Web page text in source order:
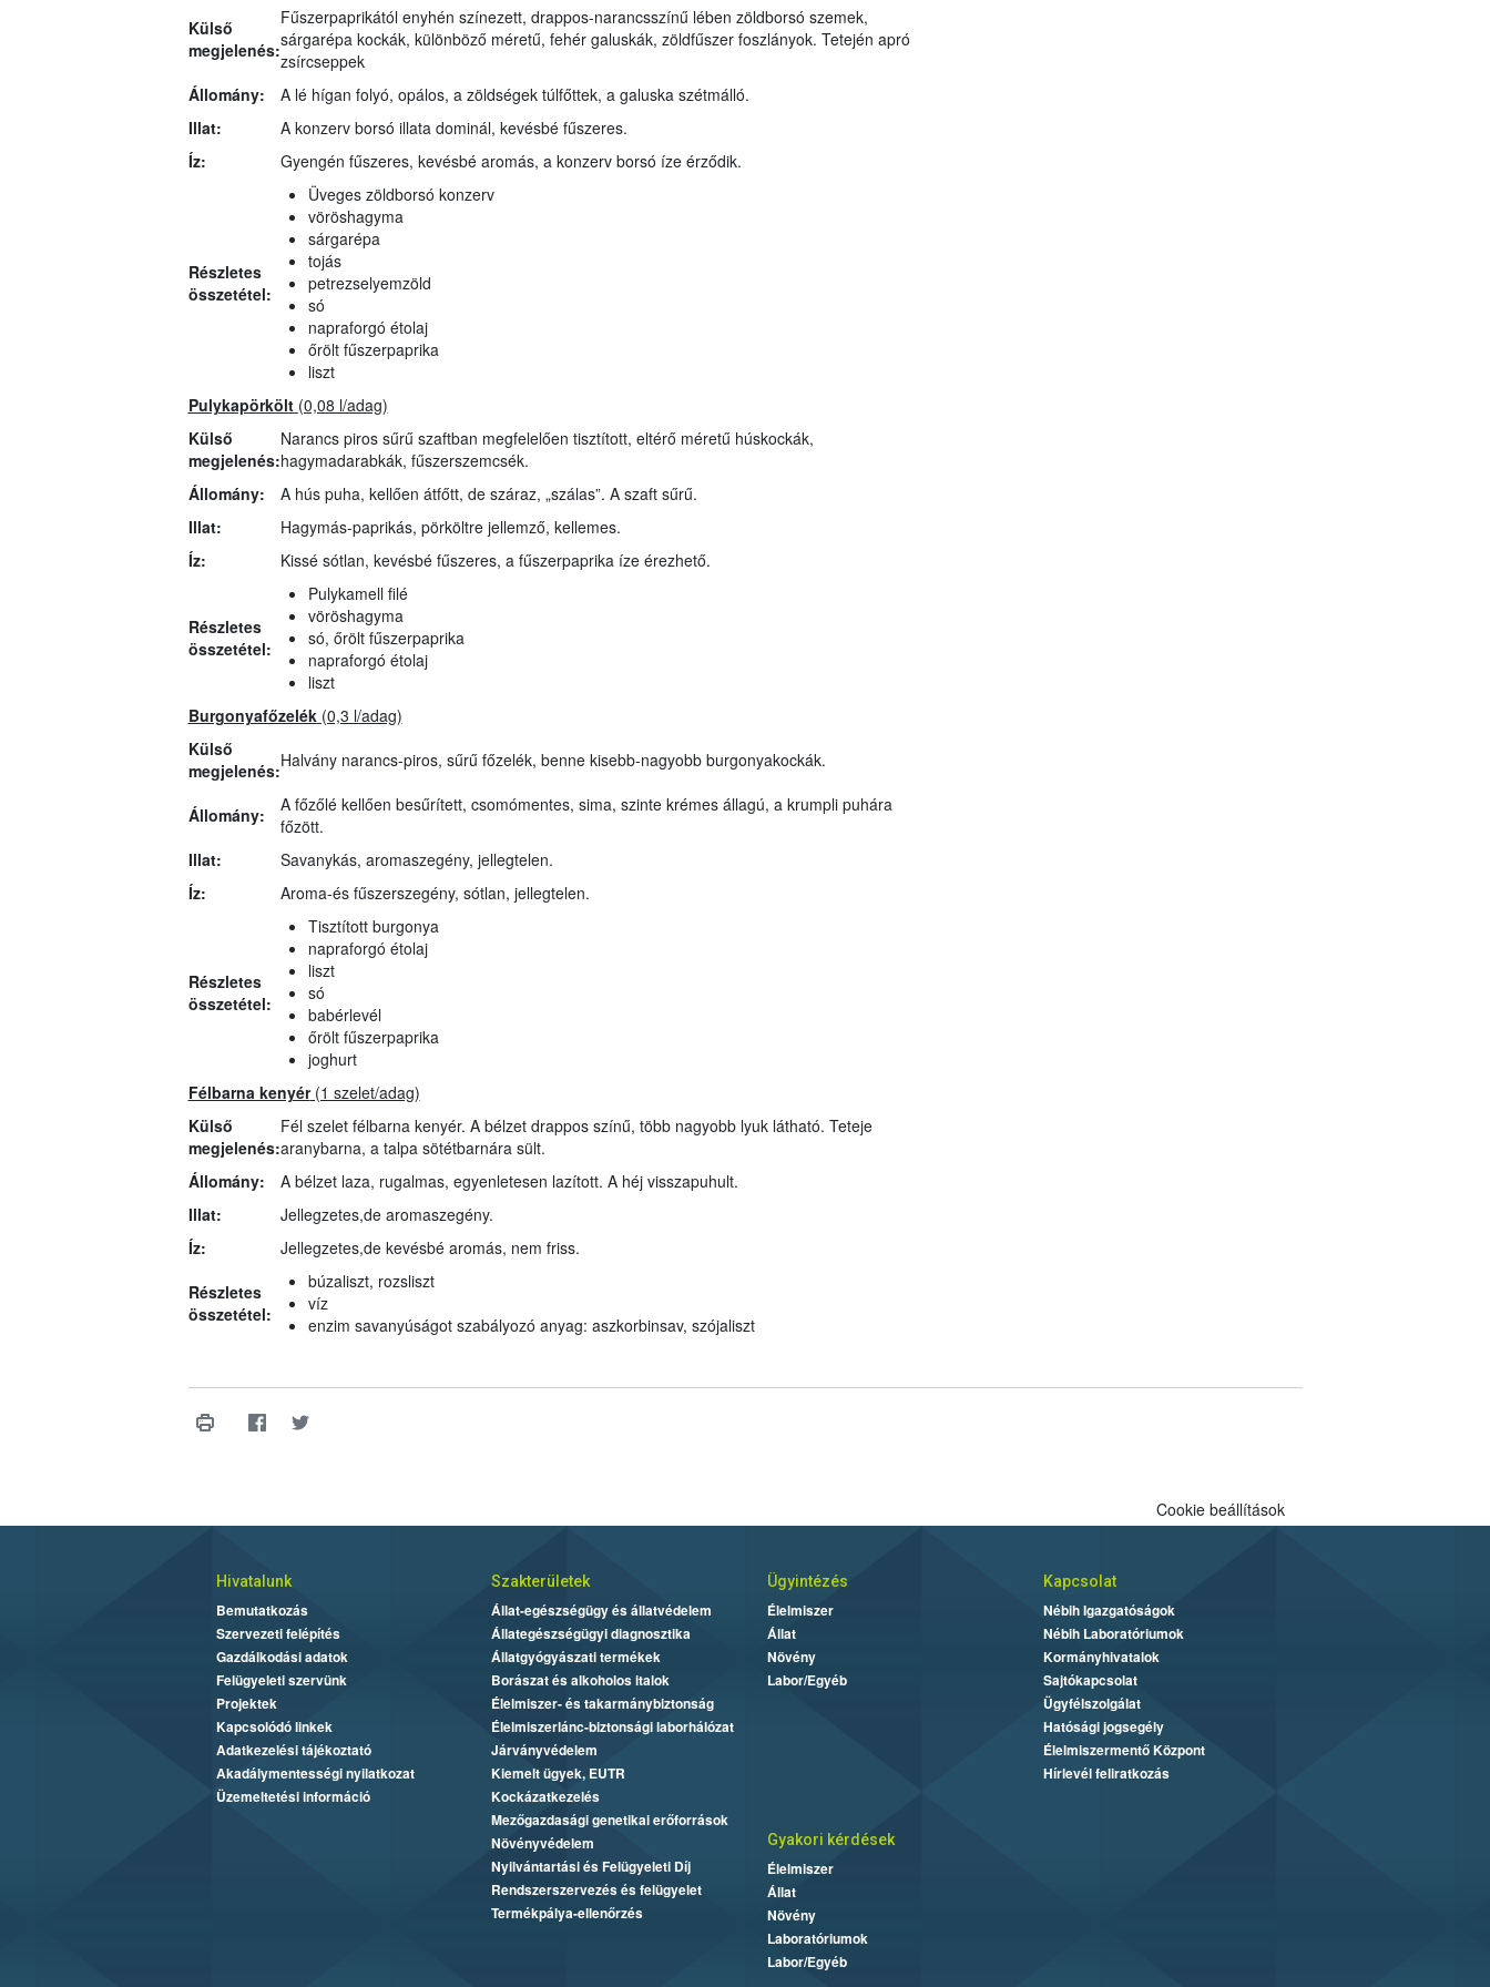
Külső
megjelenés:
Fűszerpaprikától enyhén színezett, drappos-narancsszínű lében zöldborsó szemek,
sárgarépa kockák, különböző méretű, fehér galuskák, zöldfűszer foszlányok. Tetején apró
zsírcseppek
Állomány:
A lé hígan folyó, opálos, a zöldségek túlfőttek, a galuska szétmálló.
Illat:
A konzerv borsó illata dominál, kevésbé fűszeres.
Íz:
Gyengén fűszeres, kevésbé aromás, a konzerv borsó íze érződik.
Részletes
összetétel:
Üveges zöldborsó konzerv
vöröshagyma
sárgarépa
tojás
petrezselyemzöld
só
napraforgó étolaj
őrölt fűszerpaprika
liszt
Pulykapörkölt (0,08 l/adag)
Külső
megjelenés:
Narancs piros sűrű szaftban megfelelően tisztított, eltérő méretű húskockák,
hagymadarabkák, fűszerszemcsék.
Állomány:
A hús puha, kellően átfőtt, de száraz, „szálas”. A szaft sűrű.
Illat:
Hagymás-paprikás, pörköltre jellemző, kellemes.
Íz:
Kissé sótlan, kevésbé fűszeres, a fűszerpaprika íze érezhető.
Részletes
összetétel:
Pulykamell filé
vöröshagyma
só, őrölt fűszerpaprika
napraforgó étolaj
liszt
Burgonyafőzelék(0,3 l/adag)
Külső
megjelenés:Halvány narancs-piros, sűrű főzelék, benne kisebb-nagyobb burgonyakockák.
Állomány:
A főzőlé kellően besűrített, csomómentes, sima, szinte krémes állagú, a krumpli puhára
főzött.
Illat:
Savanykás, aromaszegény, jellegtelen.
Íz:
Aroma-és fűszerszegény, sótlan, jellegtelen.
Részletes
összetétel:
Tisztított burgonya
napraforgó étolaj
liszt
só
babérlevél
őrölt fűszerpaprika
joghurt
Félbarna kenyér(1 szelet/adag)
Külső
megjelenés:
Fél szelet félbarna kenyér. A bélzet drappos színű, több nagyobb lyuk látható. Teteje
aranybarna, a talpa sötétbarnára sült.
Állomány:
A bélzet laza, rugalmas, egyenletesen lazított. A héj visszapuhult.
Illat:
Jellegzetes,de aromaszegény.
Íz:
Jellegzetes,de kevésbé aromás, nem friss.
Részletes
összetétel:
búzaliszt, rozsliszt
víz
enzim savanyúságot szabályozó anyag: aszkorbinsav, szójaliszt
Cookie beállítások
Hivatalunk
Bemutatkozás
Szervezeti felépítés
Gazdálkodási adatok
Felügyeleti szervünk
Projektek
Kapcsolódó linkek
Adatkezelési tájékoztató
Akadálymentességi nyilatkozat
Üzemeltetési információ
Szakterületek
Állat-egészségügy és állatvédelem
Állategészségügyi diagnosztika
Állatgyógyászati termékek
Borászat és alkoholos italok
Élelmiszer- és takarmánybiztonság
Élelmiszerlánc-biztonsági laborhálózat
Járványvédelem
Kiemelt ügyek, EUTR
Kockázatkezelés
Mezőgazdasági genetikai erőforrások
Növényvédelem
Nyilvántartási és Felügyeleti Díj
Rendszerszervezés és felügyelet
Termékpálya-ellenőrzés
Ügyintézés
Élelmiszer
Állat
Növény
Labor/Egyéb
Kapcsolat
Nébih Igazgatóságok
Nébih Laboratóriumok
Kormányhivatalok
Sajtókapcsolat
Ügyfélszolgálat
Hatósági jogsegély
Élelmiszermentő Központ
Hírlevél feliratkozás
Gyakori kérdések
Élelmiszer
Állat
Növény
Laboratóriumok
Labor/Egyéb